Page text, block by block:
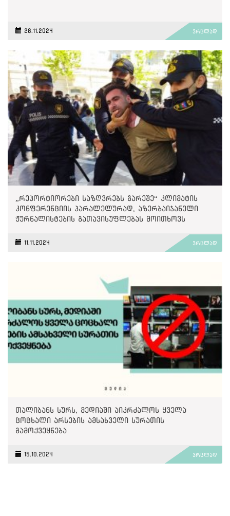
28.11.2024 ვრცლად
„რეპორტიორები საზღვრებს გარეშე“ კლიმატის
კონფერენციის პარალელურად, აზერბაიჯანელი
ჟურნალისტების გათავისუფლებას მოითხოვს
11.11.2024 ვრცლად
თალიბანს სურს, მედიაში აიკრძალოს ყველა
ცოცხალი არსების ამსახველი სურათის
გამოქვეყნება
15.10.2024 ვრცლად